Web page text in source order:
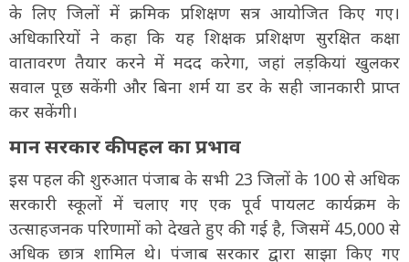
के लिए जिलों में क्रमिक प्रशिक्षण सत्र आयोजित किए गए।
अधिकारियों ने कहा कि यह शिक्षक प्रशिक्षण सुरक्षित कक्षा
वातावरण तैयार करने में मदद करेगा, जहां लड़कियां खुलकर
सवाल पूछ सकेंगी और बिना शर्म या डर के सही जानकारी प्राप्त
कर सकेंगी।
मान सरकार की पहल का प्रभाव
इस पहल की शुरुआत पंजाब के सभी 23 जिलों के 100 से अधिक
सरकारी स्कूलों में चलाए गए एक पूर्व पायलट कार्यक्रम के
उत्साहजनक परिणामों को देखते हुए की गई है, जिसमें 45,000 से
अधिक छात्र शामिल थे। पंजाब सरकार द्वारा साझा किए गए